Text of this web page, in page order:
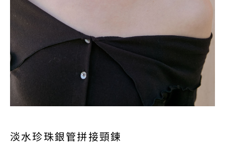
淡水珍珠銀管拼接頸鍊